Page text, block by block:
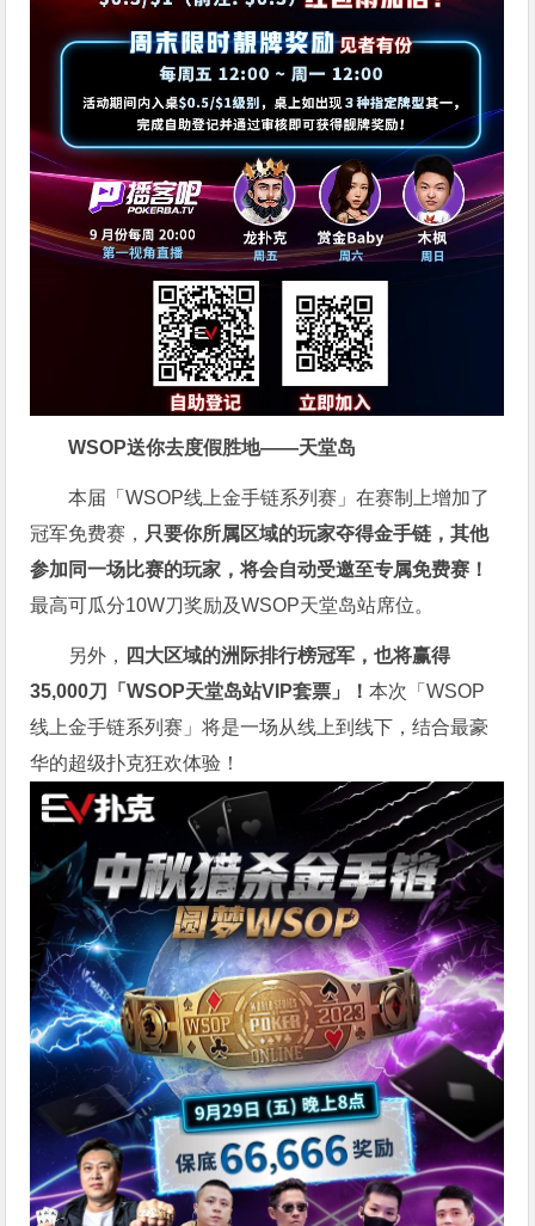
WSOP送你去度假胜地——天堂岛
本届「WSOP线上金手链系列赛」在赛制上增加了
冠军免费赛， 只要你所属区域的玩家夺得金手链，其他
参加同一场比赛的玩家，将会自动受邀至专属免费赛！
最高可瓜分10W刀奖励及WSOP天堂岛站席位。
另外， 四大区域的洲际排行榜冠军，也将赢得
35,000刀「WSOP天堂岛站VIP套票」！本次「WSOP
线上金手链系列赛」将是一场从线上到线下，结合最豪
华的超级扑克狂欢体验！